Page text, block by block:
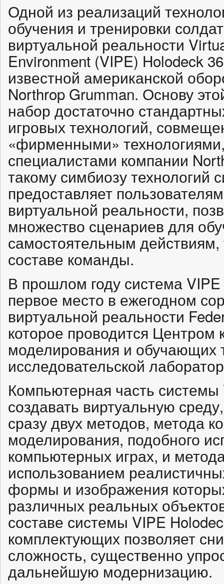
Одной из реализаций
обучения и тренировки
виртуальной реальности
Environment (VIPE) Holodeck
известной американской
Northrop Grumman. Основу
набор достаточно
игровых технологий,
«фирменными»
специалистами компании
такому симбиозу технологий
предоставляет
виртуальной реальности,
множество сценариев для
самостоятельным действиям,
составе команды.
В прошлом году система
первое место в ежегодном
виртуальной реальности
которое проводится Центром
моделирования и обучающих
исследовательской
Компьютерная часть
создавать виртуальную
сразу двух методов, метода
моделирования, подобного
компьютерных играх, и
использованием
формы и изображения
различных реальных
составе системы VIPE
комплектующих позволяет
сложность, существенно
дальнейшую модернизацию.